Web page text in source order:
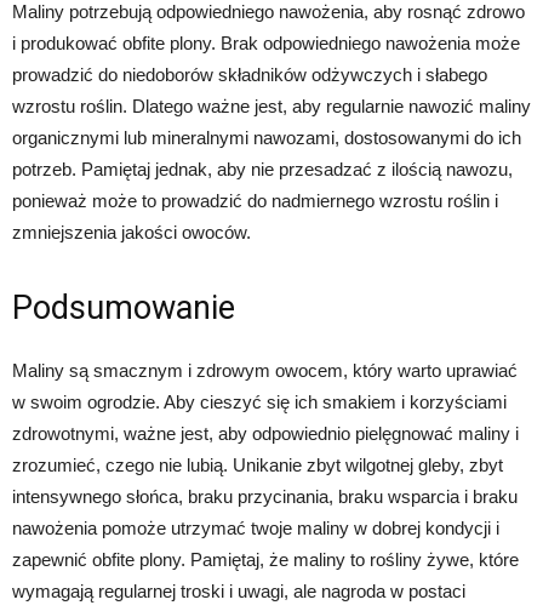
Maliny potrzebują odpowiedniego nawożenia, aby rosnąć zdrowo
i produkować obfite plony. Brak odpowiedniego nawożenia może
prowadzić do niedoborów składników odżywczych i słabego
wzrostu roślin. Dlatego ważne jest, aby regularnie nawozić maliny
organicznymi lub mineralnymi nawozami, dostosowanymi do ich
potrzeb. Pamiętaj jednak, aby nie przesadzać z ilością nawozu,
ponieważ może to prowadzić do nadmiernego wzrostu roślin i
zmniejszenia jakości owoców.
Podsumowanie
Maliny są smacznym i zdrowym owocem, który warto uprawiać
w swoim ogrodzie. Aby cieszyć się ich smakiem i korzyściami
zdrowotnymi, ważne jest, aby odpowiednio pielęgnować maliny i
zrozumieć, czego nie lubią. Unikanie zbyt wilgotnej gleby, zbyt
intensywnego słońca, braku przycinania, braku wsparcia i braku
nawożenia pomoże utrzymać twoje maliny w dobrej kondycji i
zapewnić obfite plony. Pamiętaj, że maliny to rośliny żywe, które
wymagają regularnej troski i uwagi, ale nagroda w postaci